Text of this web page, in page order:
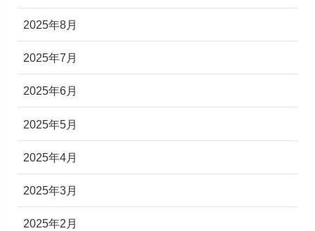
2025年8月
2025年7月
2025年6月
2025年5月
2025年4月
2025年3月
2025年2月